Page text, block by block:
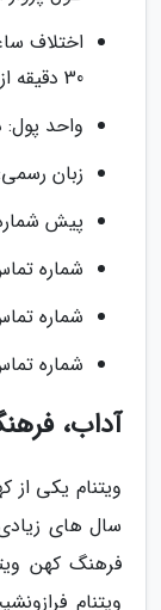
30 دقیقه از ساعت رسمی ایران جلوتر است.
واحد
زبان
پیش شماره:
شماره
شماره تماس
شماره
آداب،
ویتنام یکی از
سال های
فرهنگ کهن
ویتنام